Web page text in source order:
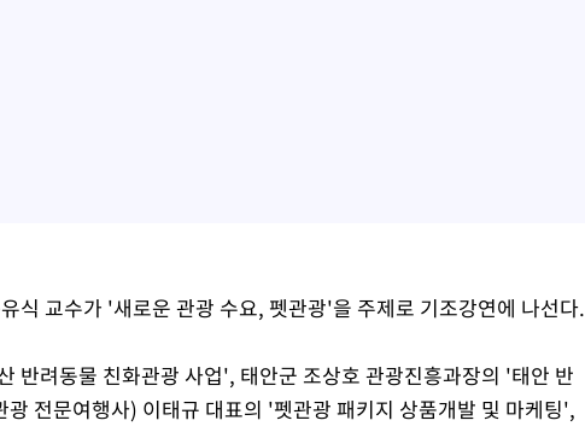
식 교수가 '새로운 관광 수요, 펫관광'을 주제로 기조강연에 나선다.
반려동물 친화관광 사업', 태안군 조상호 관광진흥과장의 '태안 반
전문여행사) 이태규 대표의 '펫관광 패키지 상품개발 및 마케팅',